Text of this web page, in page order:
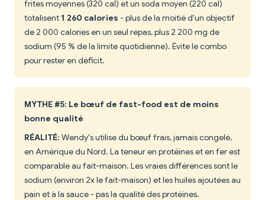
frites moyennes (320 cal) et un soda moyen (220 cal)
totalisent1 260 calories - plus de la moitié d'un objectif
de 2 000 calories en un seul repas, plus 2 200 mg de
sodium (95 % de la limite quotidienne). Évite le combo
pour rester en déficit.
MYTHE #5: Le bœuf de fast-food est de moins
bonne qualité
RÉALITÉ: Wendy's utilise du bœuf frais, jamais congelé,
en Amérique du Nord. La teneur en protéines et en fer est
comparable au fait-maison. Les vraies différences sont le
sodium (environ 2x le fait-maison) et les huiles ajoutées au
pain et à la sauce - pas la qualité des protéines.